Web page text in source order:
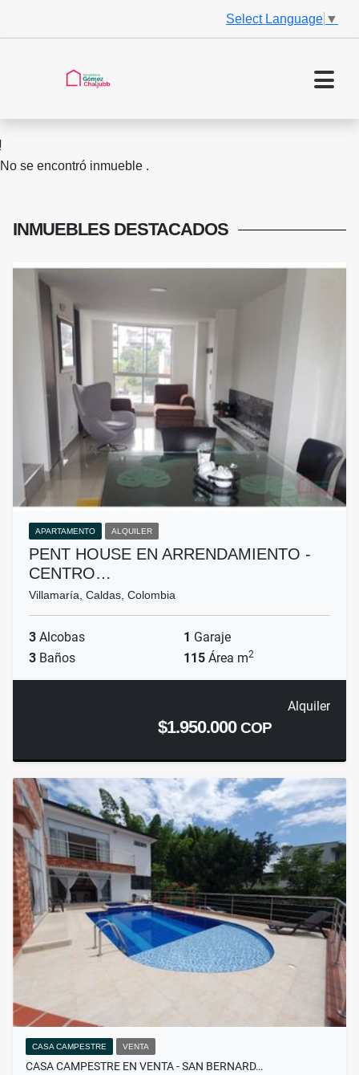
Select Language ▼
No se encontró inmueble .
INMUEBLES DESTACADOS
APARTAMENTO ALQUILER
PENT HOUSE EN ARRENDAMIENTO -
CENTRO…
Villamaría, Caldas, Colombia
3 Alcobas 1 Garaje
3 Baños 115 Área m2
Alquiler
$1.950.000COP
CASA CAMPESTRE VENTA
CASA CAMPESTRE EN VENTA - SAN BERNARD…